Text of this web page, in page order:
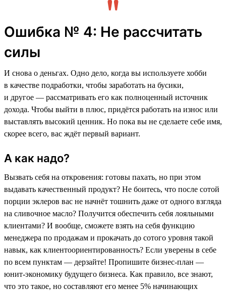
Ошибка № 4: Не рассчитать
силы
И снова о деньгах. Одно дело, когда вы используете хобби
в качестве подработки, чтобы заработать на бусики,
и другое — рассматривать его как полноценный источник
дохода. Чтобы выйти в плюс, придётся работать на износ или
выставлять высокий ценник. Но пока вы не сделаете себе имя,
скорее всего, вас ждёт первый вариант.
А как надо?
Вызвать себя на откровения: готовы пахать, но при этом
выдавать качественный продукт? Не боитесь, что после сотой
порции эклеров вас не начнёт тошнить даже от одного взгляда
на сливочное масло? Получится обеспечить себя лояльными
клиентами? И вообще, сможете взять на себя функцию
менеджера по продажам и прокачать до сотого уровня такой
навык, как клиентоориентированность? Если уверены в себе
по всем пунктам — дерзайте! Пропишите бизнес-план —
юнит-экономику будущего бизнеса. Как правило, все знают,
что это такое, но составляют его менее 5% начинающих